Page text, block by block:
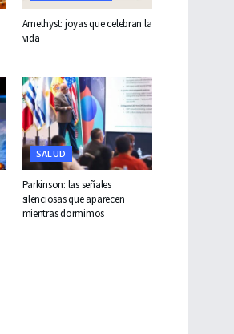
Amethyst: joyas que celebran la
vida
SALUD
Parkinson: las señales
silenciosas que aparecen
mientras dormimos